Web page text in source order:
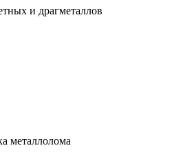
и драгметаллов
металлолома